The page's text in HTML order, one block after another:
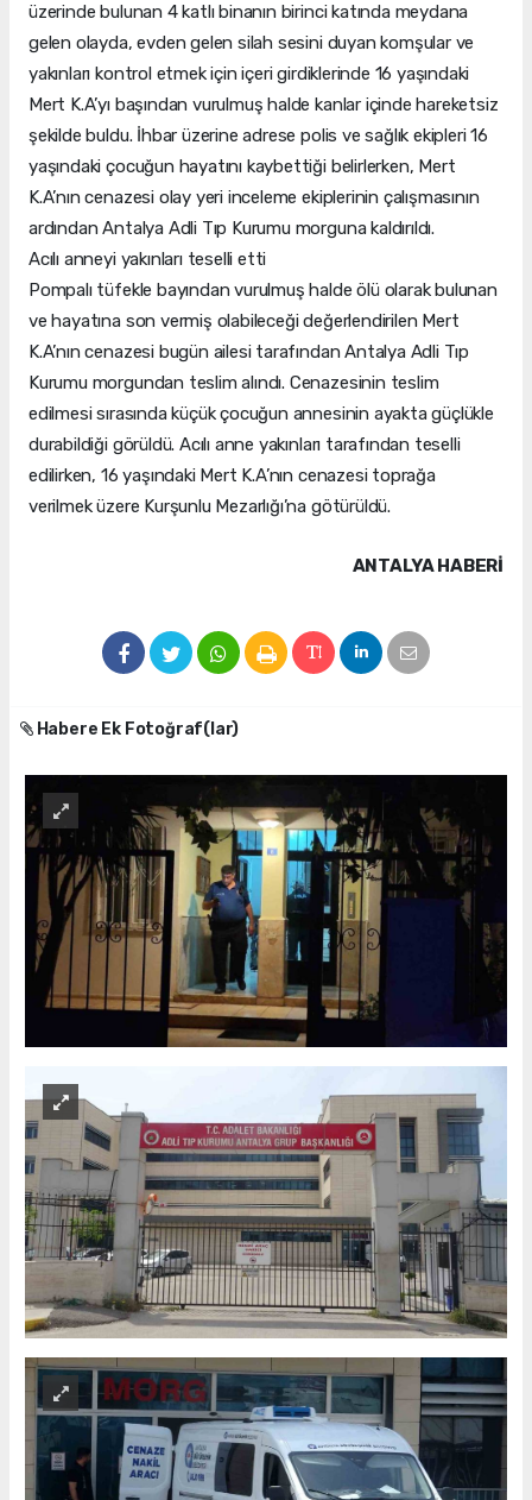
üzerinde bulunan 4 katlı binanın birinci katında meydana
gelen olayda, evden gelen silah sesini duyan komşular ve
yakınları kontrol etmek için içeri girdiklerinde 16 yaşındaki
Mert K.A’yı başından vurulmuş halde kanlar içinde hareketsiz
şekilde buldu. İhbar üzerine adrese polis ve sağlık ekipleri 16
yaşındaki çocuğun hayatını kaybettiği belirlerken, Mert
K.A’nın cenazesi olay yeri inceleme ekiplerinin çalışmasının
ardından Antalya Adli Tıp Kurumu morguna kaldırıldı.
Acılı anneyi yakınları teselli etti
Pompalı tüfekle bayından vurulmuş halde ölü olarak bulunan
ve hayatına son vermiş olabileceği değerlendirilen Mert
K.A’nın cenazesi bugün ailesi tarafından Antalya Adli Tıp
Kurumu morgundan teslim alındı. Cenazesinin teslim
edilmesi sırasında küçük çocuğun annesinin ayakta güçlükle
durabildiği görüldü. Acılı anne yakınları tarafından teselli
edilirken, 16 yaşındaki Mert K.A’nın cenazesi toprağa
verilmek üzere Kurşunlu Mezarlığı’na götürüldü.
ANTALYA HABERİ
Habere Ek Fotoğraf(lar)